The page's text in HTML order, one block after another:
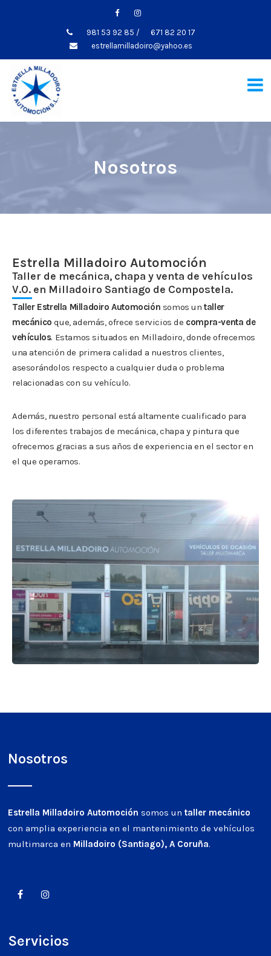
981 53 92 85 /
671 82 20 17
estrellamilladoiro@yahoo.es
Nosotros
Estrella Milladoiro Automoción
Taller de mecánica, chapa y venta de vehículos
V.O. en Milladoiro Santiago de Compostela.
Taller Estrella Milladoiro Automoción somos untaller
mecánico que, además, ofrece servicios de compra-venta de
vehículos. Estamos situados en Milladoiro, donde ofrecemos
una atención de primera calidad a nuestros clientes,
asesorándolos respecto a cualquier duda o problema
relacionadas con su vehículo.
Además, nuestro personal está altamente cualificado para
los diferentes trabajos de mecánica, chapa y pintura que
ofrecemos gracias a sus años de experiencia en el sector en
el que operamos.
Nosotros
Estrella Milladoiro Automoción somos untaller mecánico
con amplia experiencia en el mantenimiento de vehículos
multimarca en Milladoiro (Santiago), A Coruña.
Servicios